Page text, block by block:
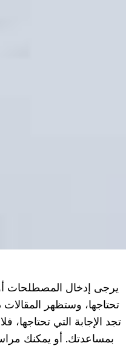
يرجى إدخال المصطلحات أو
تحتاجها، وستظهر
تجد الإجابة التي تحتاجها،
بمساعدتك. أو يمكنك